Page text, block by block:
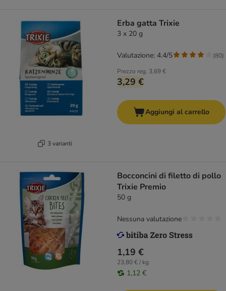
3 varianti
Erba gatta Trixie
3 x 20 g
Prezzo reg. 3,69 €
3,29 €
Valutazione: 4.4/5 (80)
Aggiungi al carrello
Bocconcini di filetto di pollo
Trixie Premio
50 g
1,19 €
23,80 € / kg
1,12 €
Nessuna valutazione